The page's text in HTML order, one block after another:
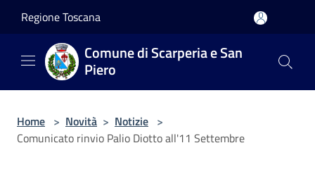
Regione Toscana
Comune di Scarperia e San
Piero
Home > Novità > Notizie >
Comunicato rinvio Palio Diotto all'11 Settembre